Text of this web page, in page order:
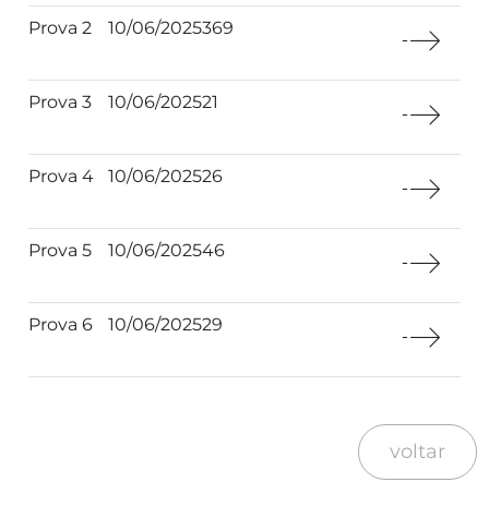
Prova 2 10/06/2025369
Prova 3 10/06/202521
Prova 4 10/06/202526
Prova 5 10/06/202546
Prova 6 10/06/202529
voltar